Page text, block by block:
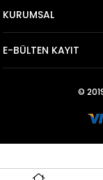
KURUMSAL
E-BÜLTEN KAYIT
©